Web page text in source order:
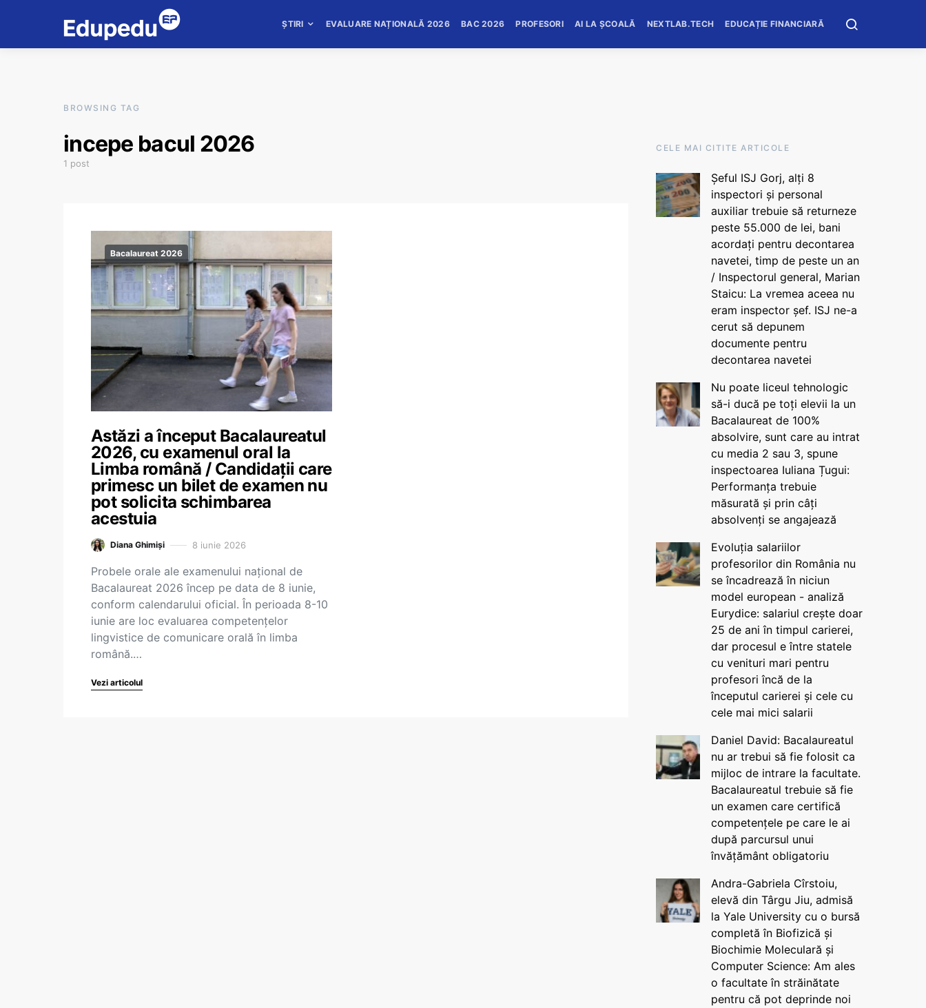
ȘTIRI EVALUARE NAȚIONALĂ 2026 BAC 2026 PROFESORI AI LA ȘCOALĂ NEXTLAB.TECH EDUCAȚIE FINANCIARĂ
BROWSING TAG
incepe bacul 2026
1 post
Bacalaureat 2026
Astăzi a început Bacalaureatul
2026, cu examenul oral la
Limba română / Candidații care
primesc un bilet de examen nu
pot solicita schimbarea
acestuia
Diana Ghimiși 8 iunie 2026
Probele orale ale examenului național de
Bacalaureat 2026 încep pe data de 8 iunie,
conform calendarului oficial. În perioada 8-10
iunie are loc evaluarea competențelor
lingvistice de comunicare orală în limba
română.…
Vezi articolul
CELE MAI CITITE ARTICOLE
Șeful ISJ Gorj, alți 8
inspectori și personal
auxiliar trebuie să returneze
peste 55.000 de lei, bani
acordați pentru decontarea
navetei, timp de peste un an
/ Inspectorul general, Marian
Staicu: La vremea aceea nu
eram inspector șef. ISJ ne-a
cerut să depunem
documente pentru
decontarea navetei
Nu poate liceul tehnologic
să-i ducă pe toți elevii la un
Bacalaureat de 100%
absolvire, sunt care au intrat
cu media 2 sau 3, spune
inspectoarea Iuliana Țugui:
Performanța trebuie
măsurată și prin câți
absolvenți se angajează
Evoluția salariilor
profesorilor din România nu
se încadrează în niciun
model european - analiză
Eurydice: salariul crește doar
25 de ani în timpul carierei,
dar procesul e între statele
cu venituri mari pentru
profesori încă de la
începutul carierei și cele cu
cele mai mici salarii
Daniel David: Bacalaureatul
nu ar trebui să fie folosit ca
mijloc de intrare la facultate.
Bacalaureatul trebuie să fie
un examen care certifică
competențele pe care le ai
după parcursul unui
învățământ obligatoriu
Andra-Gabriela Cîrstoiu,
elevă din Târgu Jiu, admisă
la Yale University cu o bursă
completă în Biofizică și
Biochimie Moleculară și
Computer Science: Am ales
o facultate în străinătate
pentru că pot deprinde noi